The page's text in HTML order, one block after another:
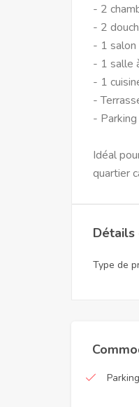
- 2
- 2
- 1 salon
- 1 salle
- 1
-
-
Idéal
quartier
Type de
Parking